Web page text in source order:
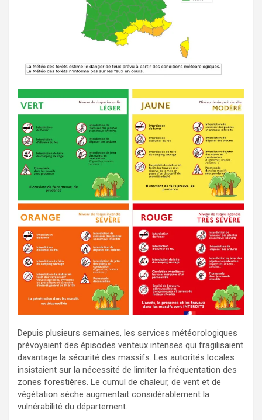
Depuis plusieurs semaines, les services météorologiques
prévoyaient des épisodes venteux intenses qui fragilisaient
davantage la sécurité des massifs. Les autorités locales
insistaient sur la nécessité de limiter la fréquentation des
zones forestières. Le cumul de chaleur, de vent et de
végétation sèche augmentait considérablement la
vulnérabilité du département.